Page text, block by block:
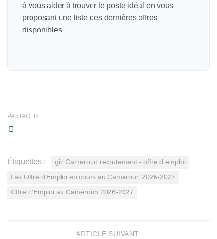
à vous aider à trouver le poste idéal en vous
proposant une liste des dernières offres
disponibles.
PARTAGER
Étiquettes : giz Cameroun recrutement - offre d emploi
Les Offre d'Emploi en cours au Cameroun 2026-2027
Offre d'Emploi au Cameroun 2026-2027
ARTICLE SUIVANT